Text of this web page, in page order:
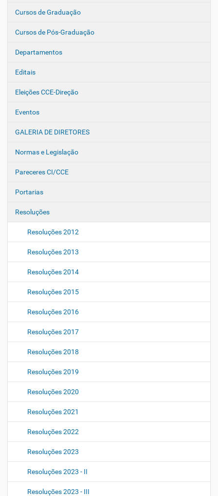
a
ç
o
Cursos de Graduação
Cursos de Pós-Graduação
Departamentos
Editais
Eleições CCE-Direção
Eventos
GALERIA DE DIRETORES
Normas e Legislação
Pareceres CI/CCE
Portarias
Resoluções
Resoluções 2012
Resoluções 2013
Resoluções 2014
Resoluções 2015
Resoluções 2016
Resoluções 2017
Resoluções 2018
Resoluções 2019
Resoluções 2020
Resoluções 2021
Resoluções 2022
Resoluções 2023
Resoluções 2023 - II
Resoluções 2023 - III